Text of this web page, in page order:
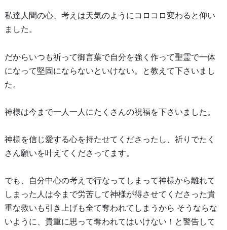
私達人間の心、考えは天気のようにコロコロ変わると仰い
ました。
だからいつも祈って御言葉で自分を強く作って聖霊で一体
になって堅固にならないといけない。と教えて下さいまし
た。
神様は今まで一人一人にたくさんの祝福を下さいました。
神様を信じ愛する心を持たせてくださったし、祈りでたく
さん願いを叶えてくださってます。
でも、自分中心の考えで行なってしまって神様から離れて
しまった人は今まで労苦して神様が得させてくださった貴
重な救いも引き上げも全て奪われてしまうから そうならな
いように、貴重に思って奪われてはいけない！と警告して